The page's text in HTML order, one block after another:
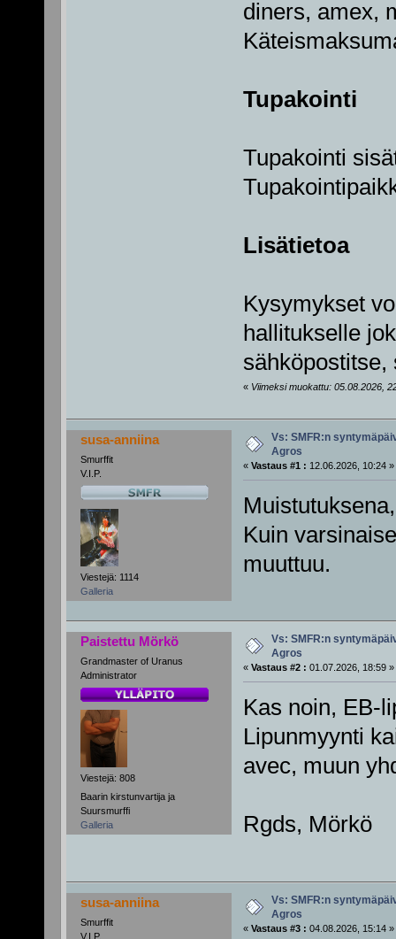
diners, amex,
Tupakointi
Tupakointi
Lisätietoa
Kysymykset
hallitukselle
« Viimeksi muokattu: 05.08.2026,
susa-anniina
Smurffit
V.I.P.
Viestejä: 1114
Galleria
Vs: SMFR:n
Agros
« Vastaus #1 : 12.06.2026, 10:24 »
Kuin
muuttuu.
Paistettu Mörkö
Grandmaster of Uranus
Administrator
Viestejä: 808
Baarin kirstunvartija ja
Suursmurffi
Galleria
Vs: SMFR:n
Agros
« Vastaus #2 : 01.07.2026, 18:59 »
Kas noin, EB-
Lipunmyynti
avec, muun
Rgds, Mörkö
susa-anniina
Smurffit
V.I.P.
Vs: SMFR:n
Agros
« Vastaus #3 : 04.08.2026, 15:14 »